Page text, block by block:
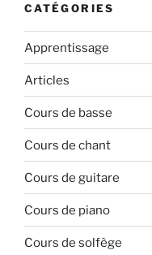
CATÉGORIES
Apprentissage
Articles
Cours de basse
Cours de chant
Cours de guitare
Cours de piano
Cours de solfège